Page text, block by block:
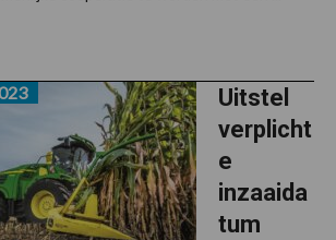
Uitstel
verplicht
e
inzaaida
tum